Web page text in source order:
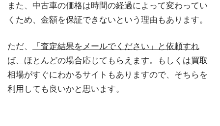
また、中古車の価格は時間の経過によって変わってい
くため、金額を保証できないという理由もあります。
ただ、
「査定結果をメールでください」と依頼すれ
ば、ほとんどの場合応じてもらえます。もしくは買取
相場がすぐにわかるサイトもありますので、そちらを
利用しても良いかと思います。